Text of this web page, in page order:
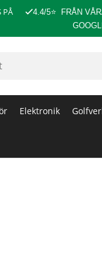
PÅ
4.4/5⭐
FRÅN
Elektronik